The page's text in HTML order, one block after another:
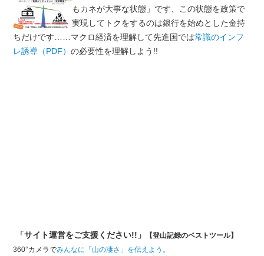
もカネが大事な状態」です、この状態を政策で
実現してトクをするのは銀行を始めとした金持
ちだけです……マクロ経済を理解して先進国では常識のインフ
レ誘導（PDF） の必要性を理解しよう!!
「サイト運営をご支援ください!!」
【登山記録のベストツール】
360°カメラでみんなに「山の凄さ」を伝えよう。